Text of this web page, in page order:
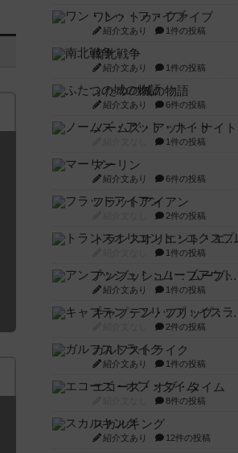
ワン・トゥ・ファイブ
紹介文あり 1件の投稿
南北戦争
紹介文あり 1件の投稿
ふたつの城の物語
紹介文あり 6件の投稿
ノームズ・アット・ナイト
1件の投稿
マーリン
紹介文あり 6件の投稿
フラットアイアン
2件の投稿
トランスオリエント・エクスプレス
1件の投稿
アンブッシュ！：ムーブアウト！
紹介文あり 1件の投稿
キャプテン・フリップ：イスラ・ボンバ
2件の投稿
ガルフストライク
紹介文あり 1件の投稿
エコーズ・オブ・タイム
8件の投稿
スカルキング
紹介文あり 12件の投稿